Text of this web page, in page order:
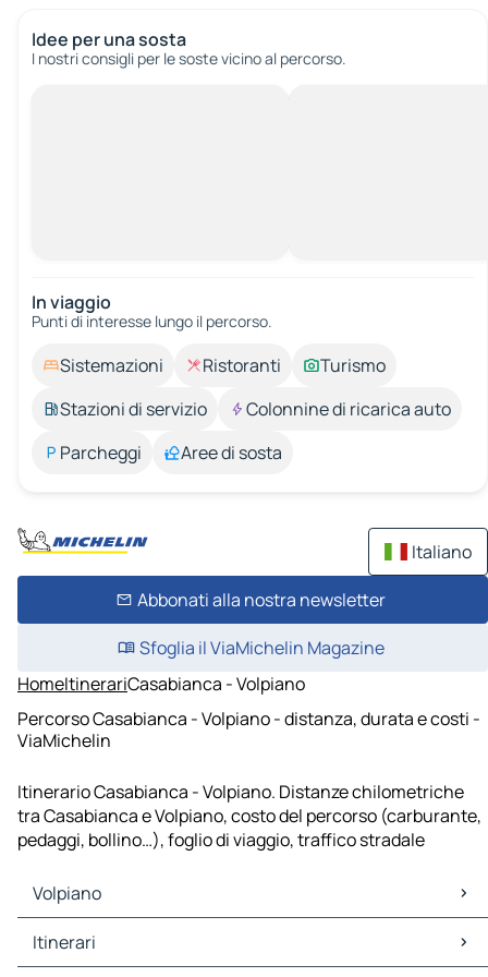
Idee per una sosta
I nostri consigli per le soste vicino al percorso.
In viaggio
Punti di interesse lungo il percorso.
Sistemazioni Ristoranti
Turismo
Stazioni di servizio
Colonnine di ricarica auto
Parcheggi
Aree di sosta
Italiano
Abbonati alla nostra newsletter
Sfoglia il ViaMichelin Magazine
HomeItinerariCasabianca - Volpiano
Percorso Casabianca - Volpiano - distanza, durata e costi -
ViaMichelin
Itinerario Casabianca - Volpiano. Distanze chilometriche
tra Casabianca e Volpiano, costo del percorso (carburante,
pedaggi, bollino…), foglio di viaggio, traffico stradale
Volpiano
Volpiano Mappe Piantine
Volpiano Traffico
Itinerari